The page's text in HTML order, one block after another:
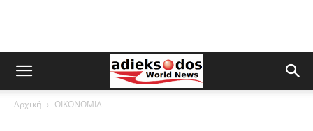
Αρχική ΟΙΚΟΝΟΜΙΑ